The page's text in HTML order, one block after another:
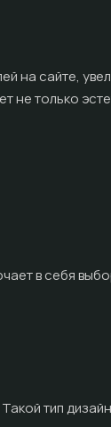
на сайте,
не только
в себя
тип